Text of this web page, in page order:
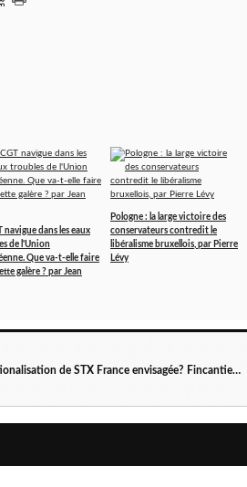
navigue dans les eaux
de l'Union
Que va-t-elle faire
galère ? par Jean
Pologne : la large victoire des
conservateurs contredit le
libéralisme bruxellois, par Pierre
Lévy
La nationalisation de STX France envisagée? Fincantieri compte malgré tout l'acquérir